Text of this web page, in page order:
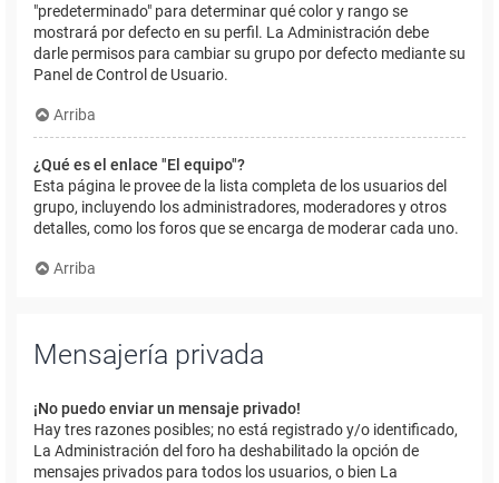
"predeterminado" para determinar qué color y rango se
mostrará por defecto en su perfil. La Administración debe
darle permisos para cambiar su grupo por defecto mediante su
Panel de Control de Usuario.
Arriba
¿Qué es el enlace "El equipo"?
Esta página le provee de la lista completa de los usuarios del
grupo, incluyendo los administradores, moderadores y otros
detalles, como los foros que se encarga de moderar cada uno.
Arriba
Mensajería privada
¡No puedo enviar un mensaje privado!
Hay tres razones posibles; no está registrado y/o identificado,
La Administración del foro ha deshabilitado la opción de
mensajes privados para todos los usuarios, o bien La